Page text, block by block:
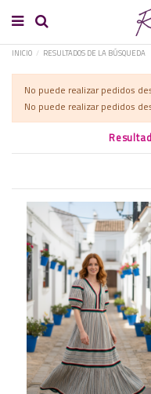
INICIO RESULTADOS DE LA BÚSQUEDA
No puede realizar pedidos
No puede realizar pedidos